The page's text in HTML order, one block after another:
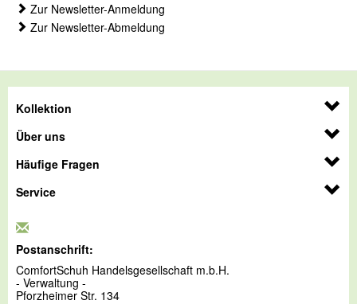
Zur Newsletter-Anmeldung
Zur Newsletter-Abmeldung
Kollektion
Über uns
Häufige Fragen
Service
Postanschrift:
ComfortSchuh Handelsgesellschaft m.b.H.
- Verwaltung -
Pforzheimer Str. 134